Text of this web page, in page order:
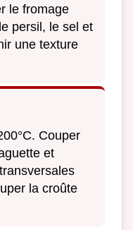
le fromage
persil, le sel et
une texture
Couper
et
la croûte